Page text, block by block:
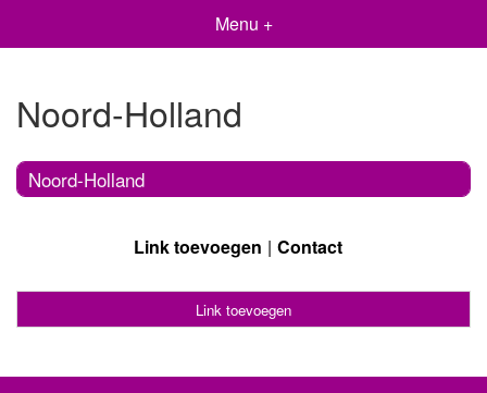
Menu +
Noord-Holland
Noord-Holland
Link toevoegen Contact
Link toevoegen